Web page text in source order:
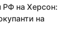
РФ на Херсон:
на